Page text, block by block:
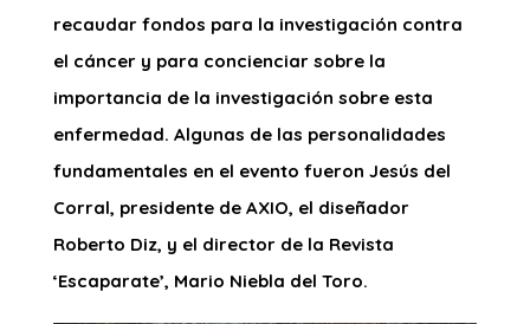
recaudar fondos para la investigación contra
el cáncer y para concienciar sobre la
importancia de la investigación sobre esta
enfermedad. Algunas de las personalidades
fundamentales en el evento fueron Jesús del
Corral, presidente de AXIO, el diseñador
Roberto Diz, y el director de la Revista
‘Escaparate’, Mario Niebla del Toro.